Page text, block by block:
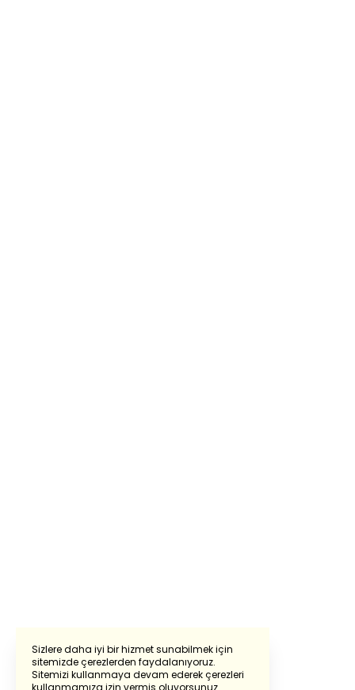
Sizlere daha iyi bir hizmet sunabilmek için
sitemizde çerezlerden faydalanıyoruz.
Sitemizi kullanmaya devam ederek çerezleri
kullanmamıza izin vermiş oluyorsunuz.
Powered by Translate